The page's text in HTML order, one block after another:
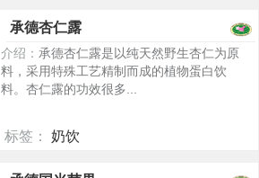
承德杏仁露
介绍： 承德杏仁露是以纯天然野生杏仁为原
料，采用特殊工艺精制而成的植物蛋白饮
料。杏仁露的功效很多...
标签： 奶饮